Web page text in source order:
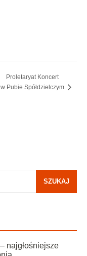
Proletaryat Koncert
w Pubie Spółdzielczym